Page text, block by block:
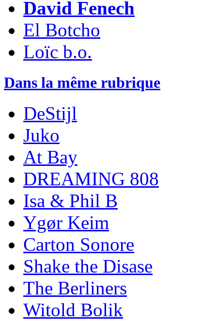
David Fenech
El Botcho
Loïc b.o.
Dans la même rubrique
DeStijl
Juko
At Bay
DREAMING 808
Isa & Phil B
Ygør Keim
Carton Sonore
Shake the Disase
The Berliners
Witold Bolik